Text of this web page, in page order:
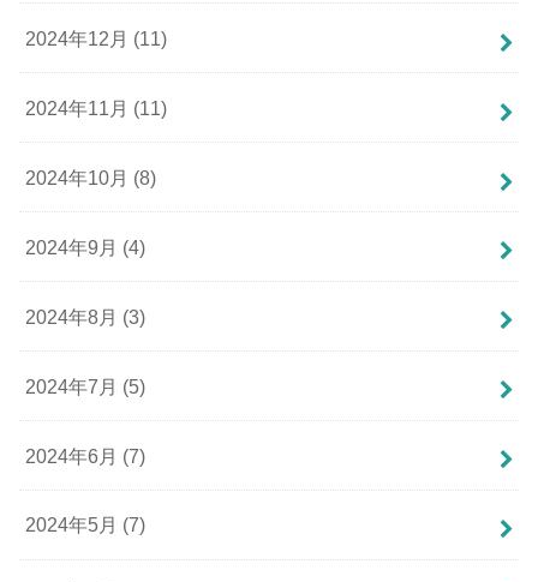
2024年12月 (11)
2024年11月 (11)
2024年10月 (8)
2024年9月 (4)
2024年8月 (3)
2024年7月 (5)
2024年6月 (7)
2024年5月 (7)